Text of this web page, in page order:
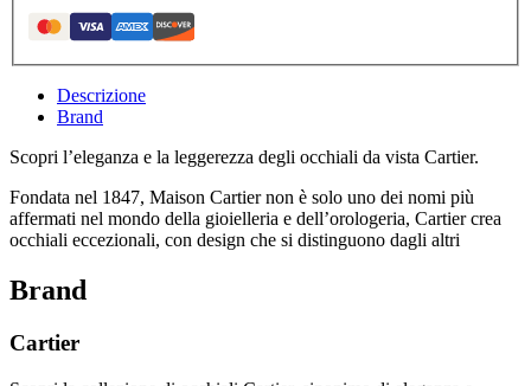
Descrizione
Brand
Scopri l’eleganza e la leggerezza degli occhiali da vista Cartier.
Fondata nel 1847, Maison Cartier non è solo uno dei nomi più
affermati nel mondo della gioielleria e dell’orologeria, Cartier crea
occhiali eccezionali, con design che si distinguono dagli altri
Brand
Cartier